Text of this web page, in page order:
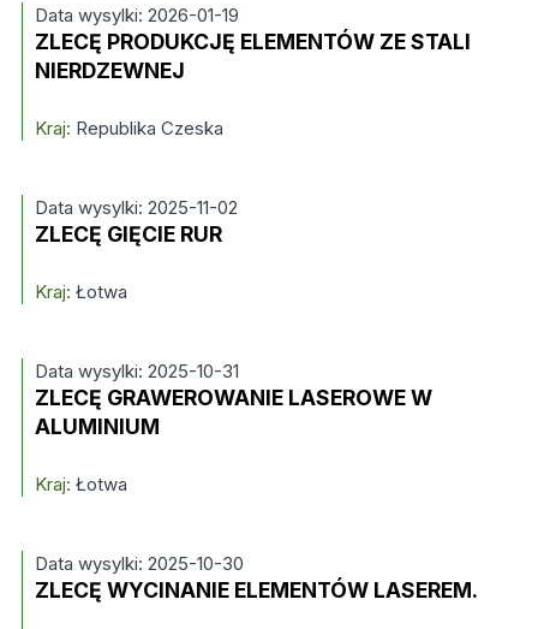
Data wysylki: 2026-01-19
ZLECĘ PRODUKCJĘ ELEMENTÓW ZE STALI
NIERDZEWNEJ
Kraj: Republika Czeska
Data wysylki: 2025-11-02
ZLECĘ GIĘCIE RUR
Kraj: Łotwa
Data wysylki: 2025-10-31
ZLECĘ GRAWEROWANIE LASEROWE W
ALUMINIUM
Kraj: Łotwa
Data wysylki: 2025-10-30
ZLECĘ WYCINANIE ELEMENTÓW LASEREM.